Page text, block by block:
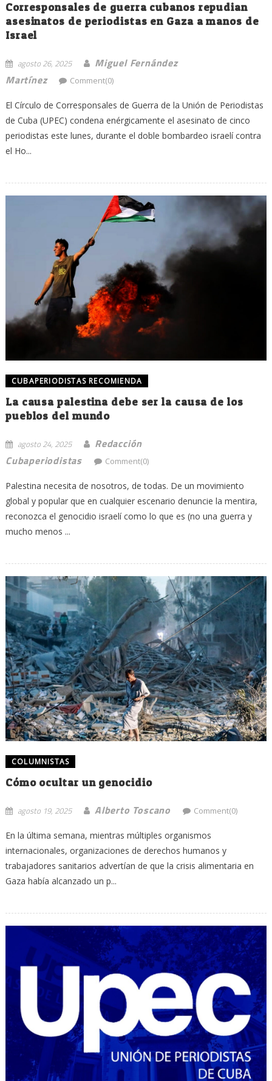
Corresponsales de guerra cubanos repudian
asesinatos de periodistas en Gaza a manos de
Israel
agosto 26, 2025
Miguel Fernández
Martínez
Comment(0)
El Círculo de Corresponsales de Guerra de la Unión de Periodistas
de Cuba (UPEC) condena enérgicamente el asesinato de cinco
periodistas este lunes, durante el doble bombardeo israelí contra
el Ho...
CUBAPERIODISTAS RECOMIENDA
La causa palestina debe ser la causa de los
pueblos del mundo
agosto 24, 2025
Redacción
Cubaperiodistas
Comment(0)
Palestina necesita de nosotros, de todas. De un movimiento
global y popular que en cualquier escenario denuncie la mentira,
reconozca el genocidio israelí como lo que es (no una guerra y
mucho menos ...
COLUMNISTAS
Cómo ocultar un genocidio
agosto 19, 2025 Alberto Toscano Comment(0)
En la última semana, mientras múltiples organismos
internacionales, organizaciones de derechos humanos y
trabajadores sanitarios advertían de que la crisis alimentaria en
Gaza había alcanzado un p...